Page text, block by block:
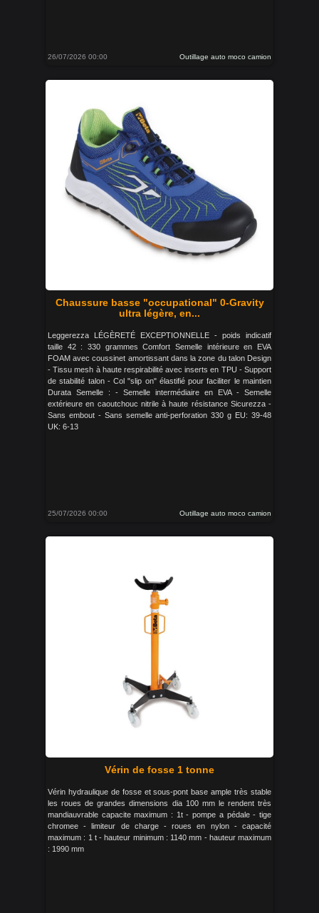
26/07/2026 00:00 Outillage auto moco camion
Chaussure basse "occupational" 0-Gravity
ultra légère, en...
Leggerezza LÉGÈRETÉ EXCEPTIONNELLE - poids indicatif
taille 42 : 330 grammes Comfort Semelle intérieure en EVA
FOAM avec coussinet amortissant dans la zone du talon Design
- Tissu mesh à haute respirabilité avec inserts en TPU - Support
de stabilité talon - Col "slip on" élastifié pour faciliter le maintien
Durata Semelle : - Semelle intermédiaire en EVA - Semelle
extérieure en caoutchouc nitrile à haute résistance Sicurezza -
Sans embout - Sans semelle anti-perforation 330 g EU: 39-48
UK: 6-13
25/07/2026 00:00 Outillage auto moco camion
Vérin de fosse 1 tonne
Vérin hydraulique de fosse et sous-pont base ample très stable
les roues de grandes dimensions dia 100 mm le rendent très
mandiauvrable capacite maximum : 1t - pompe a pédale - tige
chromee - limiteur de charge - roues en nylon - capacité
maximum : 1 t - hauteur minimum : 1140 mm - hauteur maximum
: 1990 mm